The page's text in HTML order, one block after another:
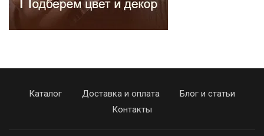
Каталог Доставка и оплата
Блог и статьи
Контакты